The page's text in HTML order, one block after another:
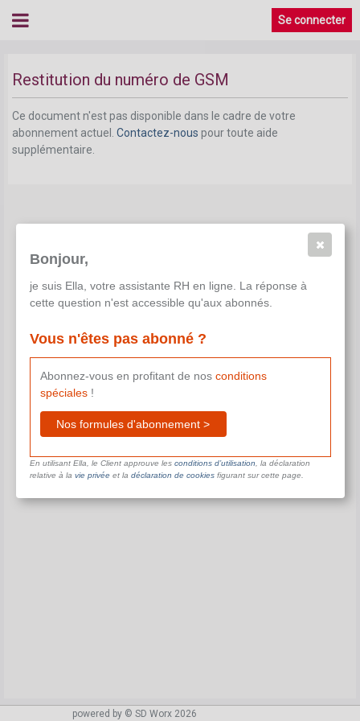
Se connecter
Restitution du numéro de GSM
Ce document n'est pas disponible dans le cadre de votre
abonnement actuel. Contactez-nous pour toute aide
supplémentaire.
powered by © SD Worx 2026
Bonjour,
je suis Ella, votre assistante RH en ligne. La réponse à
cette question n'est accessible qu'aux abonnés.
Vous n'êtes pas abonné ?
Abonnez-vous en profitant de nos conditions
spéciales!
Nos formules d'abonnement >
En utilisant Ella, le Client approuve les conditions d’utilisation , la déclaration
relative à la vie privéeet la déclaration de cookiesfigurant sur cette page.